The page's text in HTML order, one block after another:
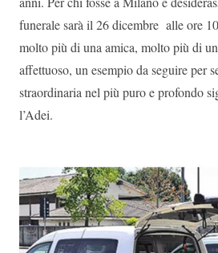
funerale sarà il 26 dicembre alle ore
molto più di una amica, molto più di
affettuoso, un esempio da seguire per
straordinaria nel più puro e profondo
l’Adei.